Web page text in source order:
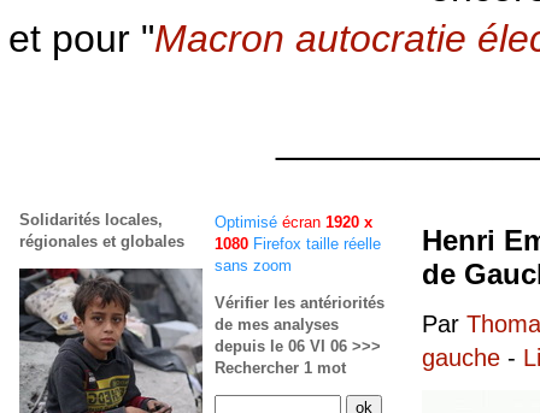
et pour "Macron autocratie
Henri
de
Par
gauche -
Optimisé écran 1920 x
1080 Firefox taille réelle
sans zoom
Vérifier les antériorités
de mes analyses
depuis le 06 VI 06 >>>
Rechercher 1 mot
Solidarités locales,
régionales et globales